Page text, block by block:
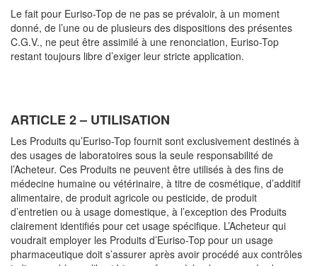
Le fait pour Euriso-Top de ne pas se prévaloir, à un moment
donné, de l’une ou de plusieurs des dispositions des présentes
C.G.V., ne peut être assimilé à une renonciation, Euriso-Top
restant toujours libre d’exiger leur stricte application.
ARTICLE 2 – UTILISATION
Les Produits qu’Euriso-Top fournit sont exclusivement destinés à
des usages de laboratoires sous la seule responsabilité de
l’Acheteur. Ces Produits ne peuvent être utilisés à des fins de
médecine humaine ou vétérinaire, à titre de cosmétique, d’additif
alimentaire, de produit agricole ou pesticide, de produit
d’entretien ou à usage domestique, à l’exception des Produits
clairement identifiés pour cet usage spécifique. L’Acheteur qui
voudrait employer les Produits d’Euriso-Top pour un usage
pharmaceutique doit s’assurer après avoir procédé aux contrôles